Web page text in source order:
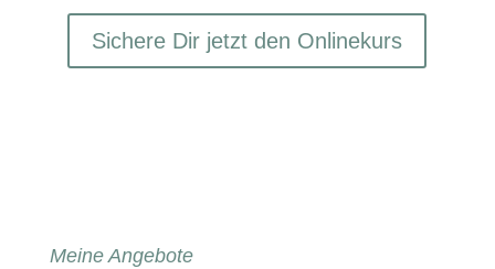
Sichere Dir jetzt den Onlinekurs
Meine Angebote